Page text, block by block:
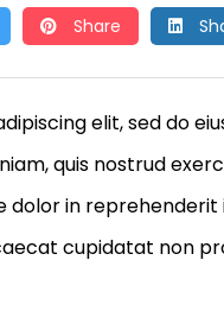
Share
elit, sed do
quis nostrud
dolor in
cupidatat non